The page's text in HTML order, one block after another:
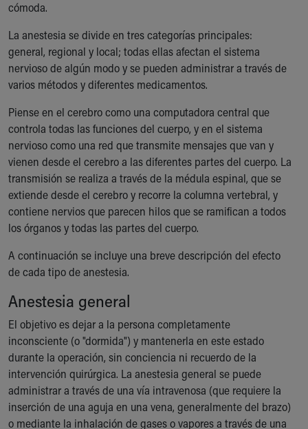
Ronald McDonald House Care Mobile
Symptom Checker
Financial Services
Price Estimates
Family Supports
Sports Health Services Provider for Akron Zips
New Parents
Find a Pediatrics Location
Find a Pediatrician
MyChart
Make an Appointment
Breastfeeding Medicine
Child Passenger Safety
Safe Sleep
About Akron Children's Pediatrics
Building a Brighter Future
Our Mission, Vision, Promise
Calendar of Events
Community Mission
Connect With Us
Our Culture of Caring
Newsroom
Our Leadership
cómoda.
La anestesia se divide en tres categorías principales:
general, regional y local; todas ellas afectan el sistema
nervioso de algún modo y se pueden administrar a través de
varios métodos y diferentes medicamentos.
Piense en el cerebro como una computadora central que
controla todas las funciones del cuerpo, y en el sistema
nervioso como una red que transmite mensajes que van y
vienen desde el cerebro a las diferentes partes del cuerpo. La
transmisión se realiza a través de la médula espinal, que se
extiende desde el cerebro y recorre la columna vertebral, y
contiene nervios que parecen hilos que se ramifican a todos
los órganos y todas las partes del cuerpo.
A continuación se incluye una breve descripción del efecto
de cada tipo de anestesia.
Anestesia general
El objetivo es dejar a la persona completamente
inconsciente (o "dormida") y mantenerla en este estado
durante la operación, sin conciencia ni recuerdo de la
intervención quirúrgica. La anestesia general se puede
administrar a través de una vía intravenosa (que requiere la
inserción de una aguja en una vena, generalmente del brazo)
o mediante la inhalación de gases o vapores a través de una